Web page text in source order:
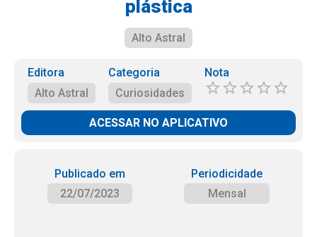
plástica
Alto Astral
Editora
Alto Astral
Categoria
Curiosidades
Nota
ACESSAR NO APLICATIVO
Publicado em
22/07/2023
Periodicidade
Mensal